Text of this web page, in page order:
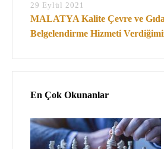
29 Eylül 2021
MALATYA Kalite Çevre ve
Belgelendirme Hizmeti
En Çok Okunanlar